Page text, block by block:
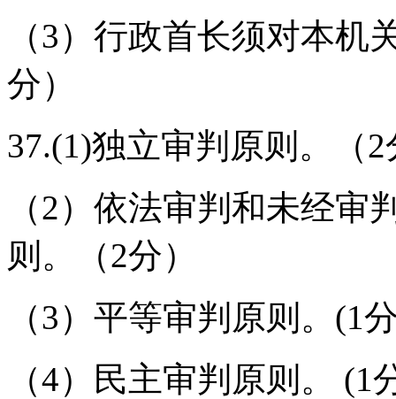
（3）行政首长须对本机
分）
37.(1)独立审判原则。（2
（2）依法审判和未经
则。（2分）
（3）平等审判原则。(1
（4）民主审判原则。 (1